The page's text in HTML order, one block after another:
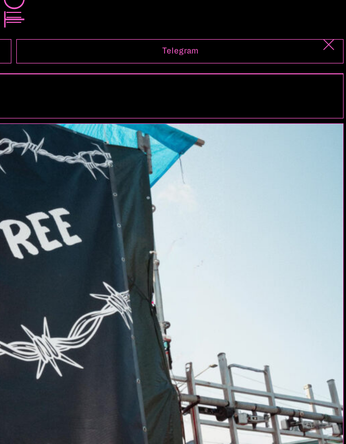
Telegram